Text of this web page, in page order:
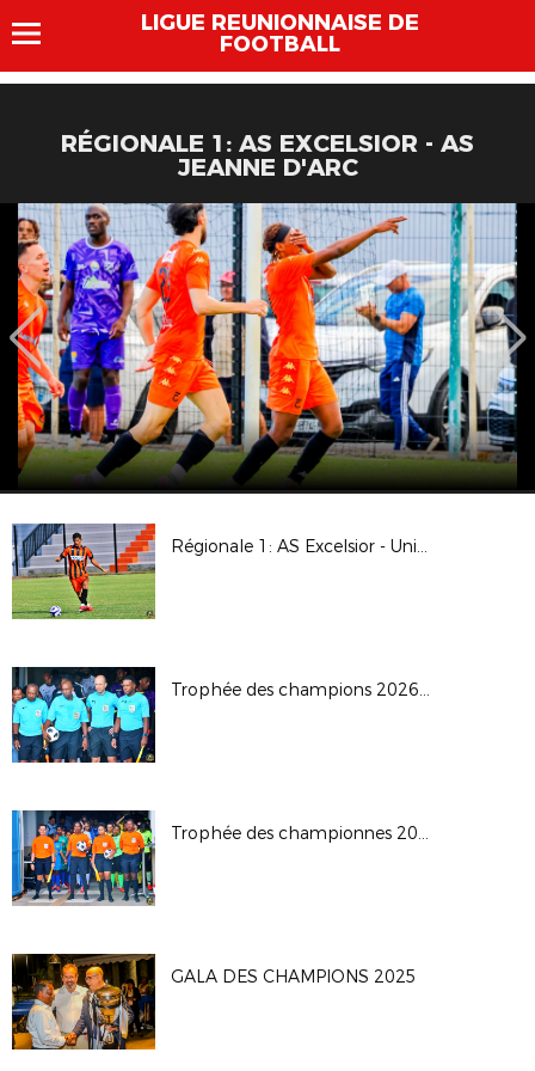
LIGUE REUNIONNAISE DE
FOOTBALL
RÉGIONALE 1: AS EXCELSIOR - AS
JEANNE D'ARC
Régionale 1: AS Excelsior - Union Sporting Bénédictine
Trophée des champions 2026: JS Saint Pierroise - AS Jeanne D'Arc
Trophée des championnes 2026
GALA DES CHAMPIONS 2025